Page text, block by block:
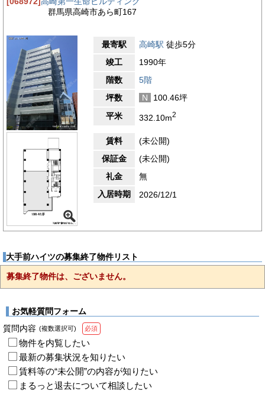
群馬県高崎市あら町167
最寄駅 高崎駅 徒歩5分
竣工
1990年
階数
5階
坪数
N
100.46坪
平米
332.10m2
賃料
(未公開)
保証金
(未公開)
礼金
無
入居時期
2026/12/1
大手前ハイツの募集終了物件リスト
募集終了物件は、ございません。
お気軽質問フォーム
質問内容 (複数選択可) 必須
物件を内覧したい
最新の募集状況を知りたい
賃料等の“未公開”の内容が知りたい
まるっと退去について相談したい